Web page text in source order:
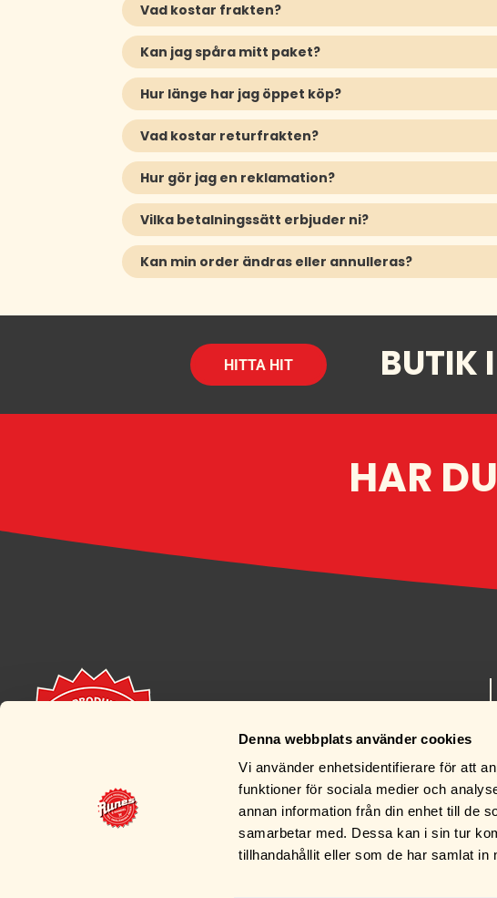
Denna webbplats använder cookies
Vi använder enhetsidentifierare för att
funktioner för sociala medier och
annan information från din enhet till de
samarbetar med. Dessa kan i sin tur
tillhandahållit eller som de har samlat in
Vad kostar frakten?
Kan jag spåra mitt paket?
Hur länge har jag öppet köp?
Vad kostar returfrakten?
Hur gör jag en reklamation?
Vilka betalningssätt erbjuder ni?
Kan min order ändras eller annulleras?
HITTA HIT BUTIK
HAR